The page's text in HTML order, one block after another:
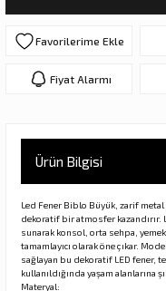
Fiyat Alarmı
Ürün Bilgisi
Led Fener Biblo Büyük, zarif metal
dekoratif bir atmosfer kazandırır.
sunarak konsol, orta sehpa,
tamamlayıcı olarak öne çıkar.
sağlayan bu dekoratif LED fener,
kullanıldığında yaşam alanlarına
Materyal: